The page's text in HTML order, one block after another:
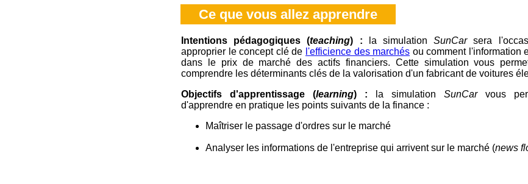
Ce que vous allez apprendre
Intentions pédagogiques (teaching) : la simulationSunCarsera
approprier le concept clé de l'efficience des marchés ou comment l'information
dans le prix de marché des actifs financiers. Cette simulation vous
comprendre les déterminants clés de la valorisation d'un fabricant de voitures
Objectifs d'apprentissage (learning) : la simulation SunCarvous
d'apprendre en pratique les points suivants de la finance :
Maîtriser le passage d'ordres sur le marché
Analyser les informations de l'entreprise qui arrivent sur le marché (news